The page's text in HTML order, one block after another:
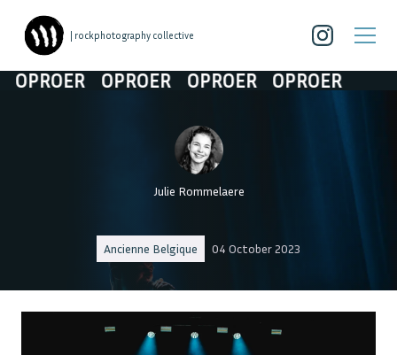
| rockphotography collective
OPROER OPROER OPROER OPROER
Julie Rommelaere
Ancienne Belgique 04 October 2023